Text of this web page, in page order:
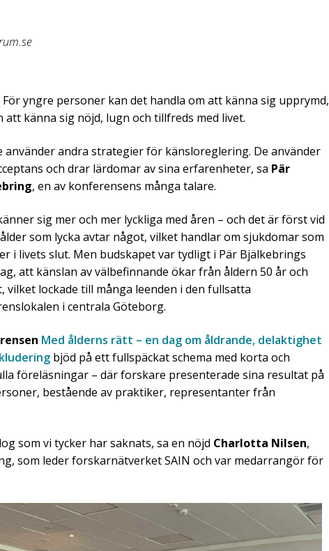
yngre personer kan det handla om att känna sig upprymd,
att känna sig nöjd, lugn och tillfreds med livet.
använder andra strategier för känsloreglering. De använder
och drar lärdomar av sina erfarenheter, sa Pär
, en av konferensens många talare.
sig mer och mer lyckliga med åren – och det är först vid
som lycka avtar något, vilket handlar om sjukdomar som
i livets slut. Men budskapet var tydligt i Pär Bjälkebrings
att känslan av välbefinnande ökar från åldern 50 år och
vilket lockade till många leenden i den fullsatta
i centrala Göteborg.
Med ålderns rätt – en dag om åldrande, delaktighet
bjöd på ett fullspäckat schema med korta och
föreläsningar – där forskare presenterade sina resultat på
bestående av praktiker, representanter från
som vi tycker har saknats, sa en nöjd Charlotta Nilsen,
som leder forskarnätverket SAIN och var medarrangör för